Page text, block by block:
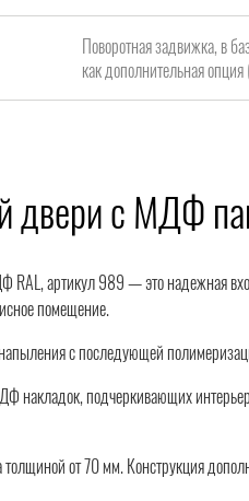
Поворотная задвижка, в
как дополнительная
двери с МДФ
артикул 989 — это надежная
помещение.
с последующей
накладок, подчеркивающих
от 70 мм. Конструкция